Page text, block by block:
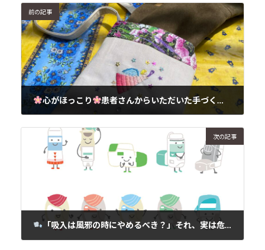
前の記事
心がほっこり 患者さんからいただいた手づくりポシェット
次の記事
「吸入は風邪の時にやめるべき？」それ、実は危険な勘違いです！